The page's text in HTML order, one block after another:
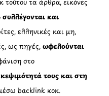
τα άρθρα, εικόνες
συλλέγονται και
ελληνικές και μη,
ως πηγές,ωφελούνται
στο
τους και στη
backlink κοκ.